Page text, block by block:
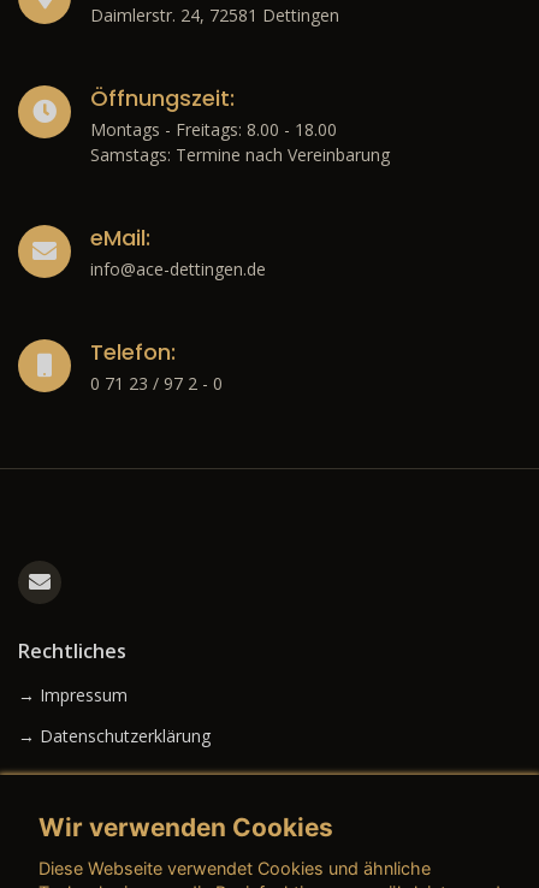
Daimlerstr. 24, 72581 Dettingen
Öffnungszeit:
Montags - Freitags: 8.00 - 18.00
Samstags: Termine nach Vereinbarung
eMail:
info@ace-dettingen.de
Telefon:
0 71 23 / 97 2 - 0
Rechtliches
→ Impressum
→ Datenschutzerklärung
Wir verwenden Cookies
Diese Webseite verwendet Cookies und ähnliche